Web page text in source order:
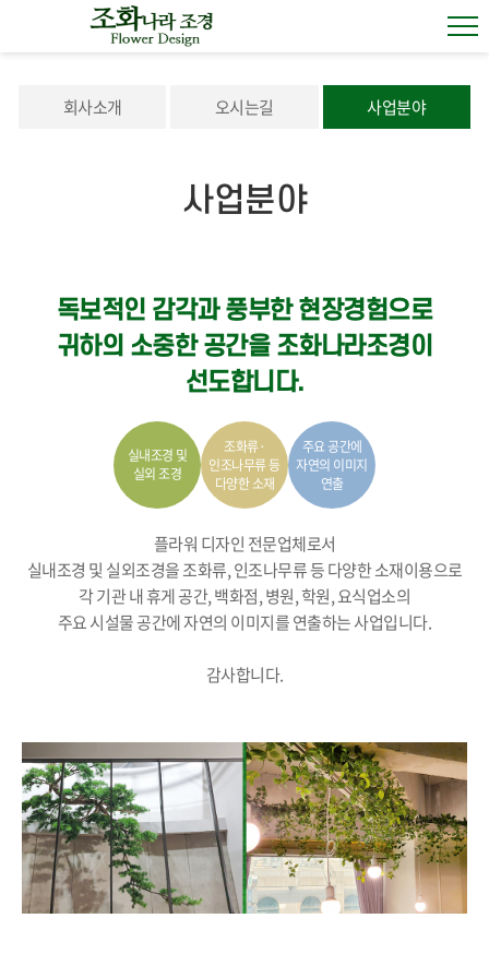
회사소개 오시는길 사업분야
사업분야
독보적인 감각과 풍부한 현장경험으로
귀하의 소중한 공간을 조화나라조경이
선도합니다.
실내조경 및
실외 조경
조화류·
인조나무류 등
다양한 소재
주요 공간에
자연의 이미지
연출
플라워 디자인 전문업체로서
실내조경 및 실외조경을 조화류, 인조나무류 등 다양한 소재이용으로
각 기관 내 휴게 공간, 백화점, 병원, 학원, 요식업소의
주요 시설물 공간에 자연의 이미지를 연출하는 사업입니다.
감사합니다.